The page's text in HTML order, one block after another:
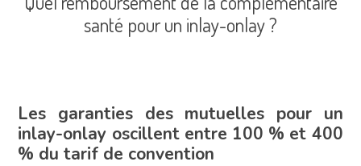
santé pour un inlay-onlay ?
Les garanties des mutuelles pour un
inlay-onlay oscillent entre 100 % et 400
% du tarif de convention